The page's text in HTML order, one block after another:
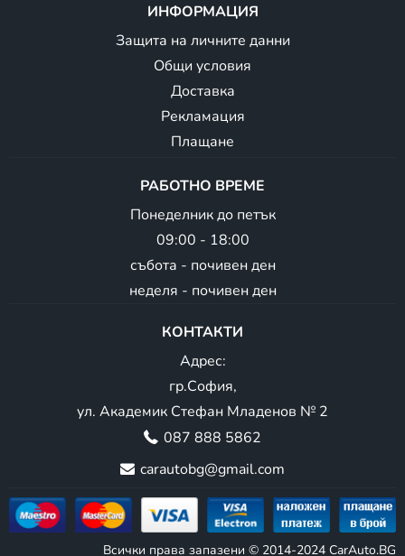
ИНФОРМАЦИЯ
Защита на личните данни
Общи условия
Доставка
Рекламация
Плащане
РАБОТНО ВРЕМЕ
Понеделник до петък
09:00 - 18:00
събота - почивен ден
неделя - почивен ден
КОНТАКТИ
Адрес:
гр.София,
ул. Академик Стефан Младенов № 2
087 888 5862
carautobg@gmail.com
Всички права запазени © 2014-2024 CarAuto.BG